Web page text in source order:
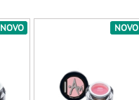
185
NOVO NOVO